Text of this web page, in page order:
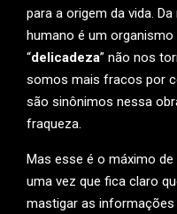
para a origem da vida.
humano é um
“delicadeza” não nos
somos mais fracos por
são sinônimos nessa
fraqueza.
Mas esse é o máximo
uma vez que fica claro
mastigar as informações